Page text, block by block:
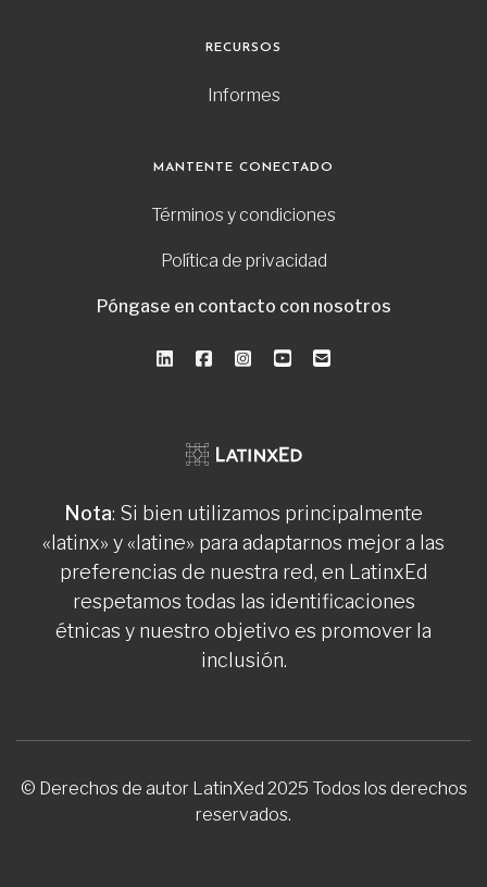
Nota: Si bien utilizamos principalmente
«latinx» y «latine» para adaptarnos mejor a las
preferencias de nuestra red, en LatinxEd
respetamos todas las identificaciones
étnicas y nuestro objetivo es promover la
inclusión.
RECURSOS
Informes
MANTENTE CONECTADO
Términos y condiciones
Política de privacidad
Póngase en contacto con nosotros
© Derechos de autor LatinXed 2025 Todos los derechos
reservados.